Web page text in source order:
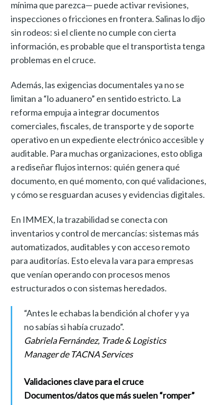
mínima que parezca— puede activar revisiones,
inspecciones o fricciones en frontera. Salinas lo dijo
sin rodeos: si el cliente no cumple con cierta
información, es probable que el transportista tenga
problemas en el cruce.
Además, las exigencias documentales ya no se
limitan a “lo aduanero” en sentido estricto. La
reforma empuja a integrar documentos
comerciales, fiscales, de transporte y de soporte
operativo en un expediente electrónico accesible y
auditable. Para muchas organizaciones, esto obliga
a rediseñar flujos internos: quién genera qué
documento, en qué momento, con qué validaciones,
y cómo se resguardan acuses y evidencias digitales.
En IMMEX, la trazabilidad se conecta con
inventarios y control de mercancías: sistemas más
automatizados, auditables y con acceso remoto
para auditorías. Esto eleva la vara para empresas
que venían operando con procesos menos
estructurados o con sistemas heredados.
“Antes le echabas la bendición al chofer y ya
no sabías si había cruzado”.
Gabriela Fernández, Trade & Logistics
Manager de TACNA Services
Validaciones clave para el cruce
Documentos/datos que más suelen “romper”